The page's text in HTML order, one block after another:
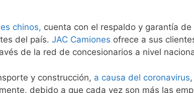
chinos, cuenta con el respaldo y garantía de
del país.JAC Camiones ofrece a sus
de la red de concesionarios a nivel
y construcción, a causa del coronavirus
debido a que cada vez son más las